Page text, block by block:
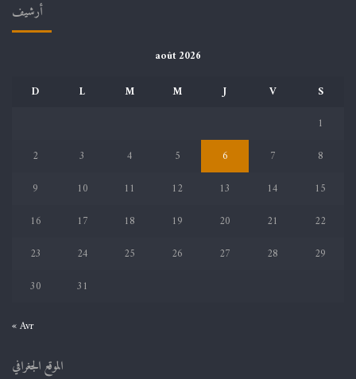
أرشيف
août 2026
D
L M M J V
S
1
2
3 4 5 6 7
8
9
10 11 12 13 14
15
16
17 18 19 20 21
22
23
24 25 26 27 28
29
30
31
« Avr
الموقع الجغرافي